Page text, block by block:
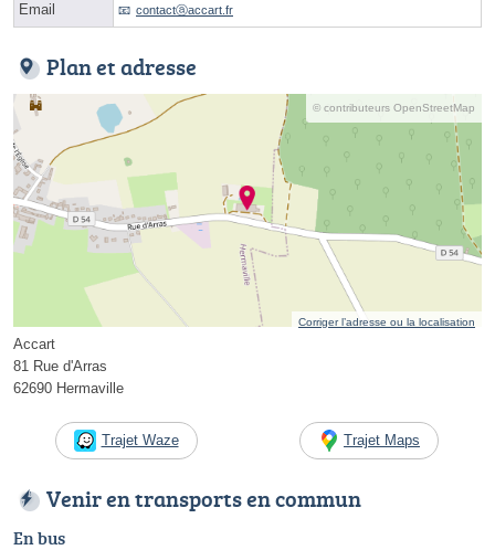
Email contactⓐaccart.fr
Plan et adresse
© contributeurs OpenStreetMap
Corriger l’adresse ou la localisation
Accart
81 Rue d'Arras
62690 Hermaville
Trajet Waze Trajet Maps
Venir en transports en commun
En bus